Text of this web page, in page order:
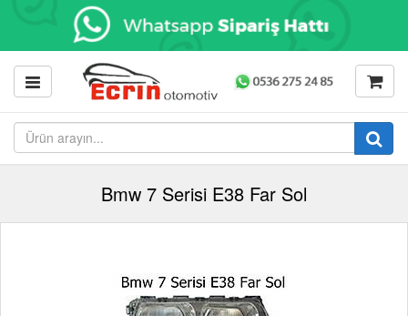
Bmw 7 Serisi E38 Far Sol